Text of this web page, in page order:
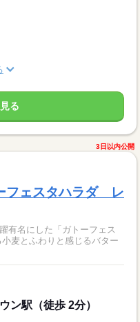
る
3日以内公開
フェスタハラダ レ
有名にした「ガトーフェス
麦とふわりと感じるバター
ン駅（徒歩 2分）